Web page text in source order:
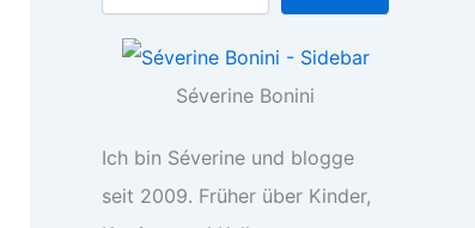
Séverine Bonini
Ich bin Séverine und blogge
seit 2009. Früher über Kinder,